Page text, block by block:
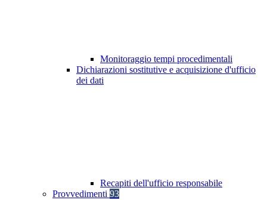
Monitoraggio tempi procedimentali
Dichiarazioni sostitutive e acquisizione d'ufficio
dei dati
Recapiti dell'ufficio responsabile
Provvedimenti 93